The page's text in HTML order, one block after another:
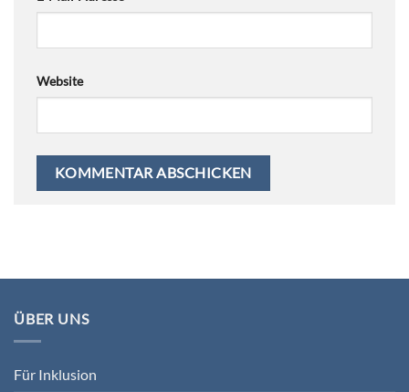
Website
ÜBER UNS
Für Inklusion